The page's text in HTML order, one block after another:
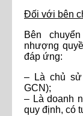
Đối với bên
Bên
nhượng
đáp ứng:
– Là chủ
GCN);
– Là doanh
quy định, có